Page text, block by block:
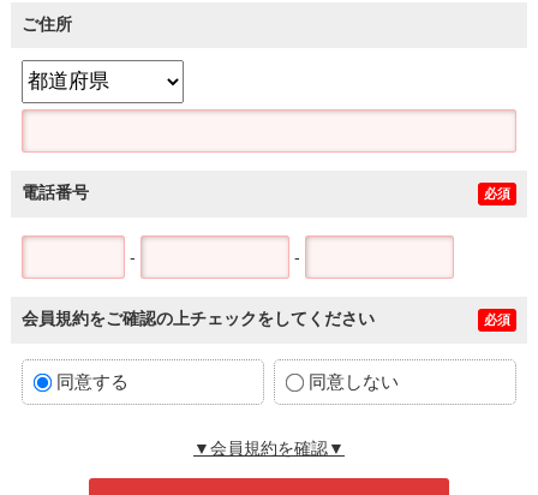
ご住所
電話番号 必須
- -
会員規約をご確認の上チェックをしてください 必須
同意する 同意しない
▼会員規約を確認▼